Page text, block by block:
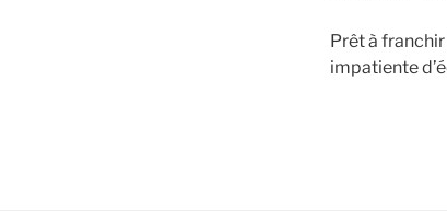
Prêt à franchir
impatiente